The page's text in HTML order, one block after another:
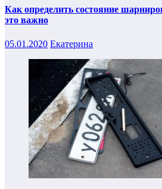
Как определить состояние
это важно
05.01.2020 Екатерина